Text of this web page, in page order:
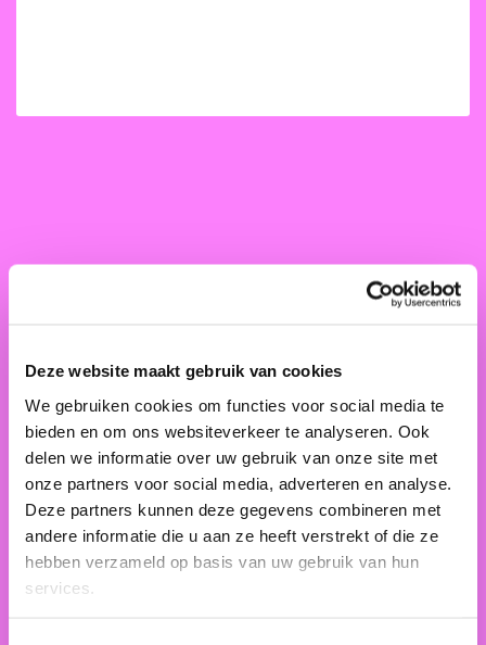
Deze website maakt gebruik van cookies
We gebruiken cookies om functies voor social media te
bieden en om ons websiteverkeer te analyseren. Ook
delen we informatie over uw gebruik van onze site met
onze partners voor social media, adverteren en analyse.
Deze partners kunnen deze gegevens combineren met
andere informatie die u aan ze heeft verstrekt of die ze
hebben verzameld op basis van uw gebruik van hun
services.
QUIZ & TALK
Buurtcentrum Oase